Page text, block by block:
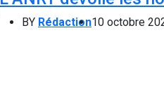
BY Rédaction10 octobre